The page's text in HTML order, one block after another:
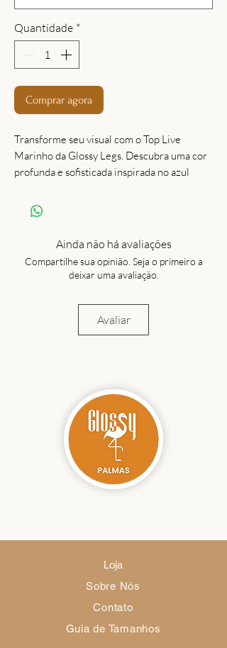
Quantidade *
Comprar agora
Transforme seu visual com o Top Live
Marinho da Glossy Legs. Descubra uma cor
profunda e sofisticada inspirada no azul
Ainda não há avaliações
Compartilhe sua opinião. Seja o primeiro a
deixar uma avaliação.
Avaliar
Loja
Sobre Nós
Contato
Guia de Tamanhos